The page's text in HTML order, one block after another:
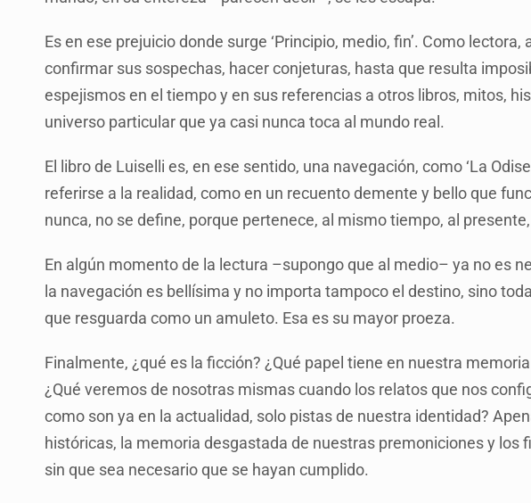
Es en ese prejuicio donde surge ‘Principio, medio, fin’. Como
confirmar sus sospechas, hacer conjeturas, hasta que resulta
espejismos en el tiempo y en sus referencias a otros libros, mitos,
universo particular que ya casi nunca toca al mundo real.
El libro de Luiselli es, en ese sentido, una navegación, como ‘La
referirse a la realidad, como en un recuento demente y bello que
nunca, no se define, porque pertenece, al mismo tiempo, al
En algún momento de la lectura –supongo que al medio– ya no es
la navegación es bellísima y no importa tampoco el destino, sino
que resguarda como un amuleto. Esa es su mayor proeza.
Finalmente, ¿qué es la ficción? ¿Qué papel tiene en nuestra
¿Qué veremos de nosotras mismas cuando los relatos que nos
como son ya en la actualidad, solo pistas de nuestra identidad?
históricas, la memoria desgastada de nuestras premoniciones y los
sin que sea necesario que se hayan cumplido.